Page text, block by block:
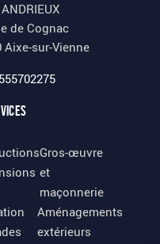
de Cognac
Aixe-sur-Vienne
Gros-œuvre
et
maçonnerie
Aménagements
extérieurs